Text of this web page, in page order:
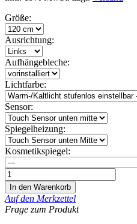
Größe:
Ausrichtung:
Aufhängebleche:
Lichtfarbe:
Sensor:
Spiegelheizung:
Kosmetikspiegel:
Auf den Merkzettel
Frage zum Produkt